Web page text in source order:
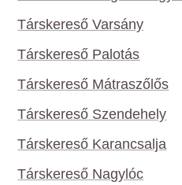
Társkereső Varsány
Társkereső Palotás
Társkereső Mátraszőlős
Társkereső Szendehely
Társkereső Karancsalja
Társkereső Nagylóc